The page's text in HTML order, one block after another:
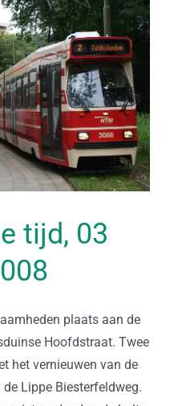
tijd, 03
plaats aan de
Hoofdstraat. Twee
het vernieuwen van de
Lippe Biesterfeldweg.